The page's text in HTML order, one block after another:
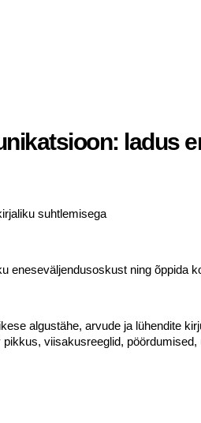
ladus
suhtlemisega
eneseväljendusoskust ning
algustähe, arvude ja lühendite
viisakusreeglid, pöördumised,